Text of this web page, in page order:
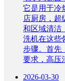
它是用于冷
店厨房，超
和区域清洁
洗机在这些
步骤。首先
要求，高压
2026-03-30